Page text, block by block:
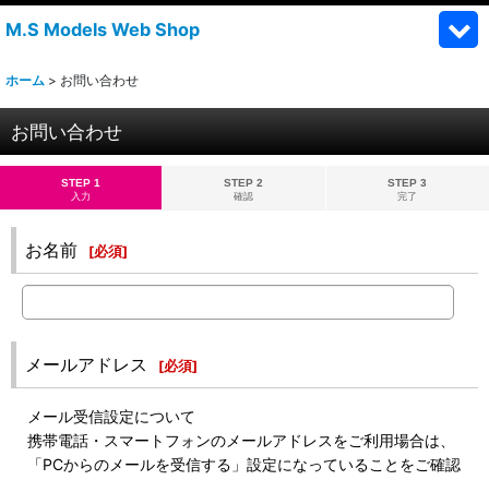
M.S Models Web Shop
ホーム > お問い合わせ
お問い合わせ
STEP 1
入力
STEP 2
確認
STEP 3
完了
お名前 [必須]
メールアドレス [必須]
メール受信設定について
携帯電話・スマートフォンのメールアドレスをご利用場合は、
「PCからのメールを受信する」設定になっていることをご確認